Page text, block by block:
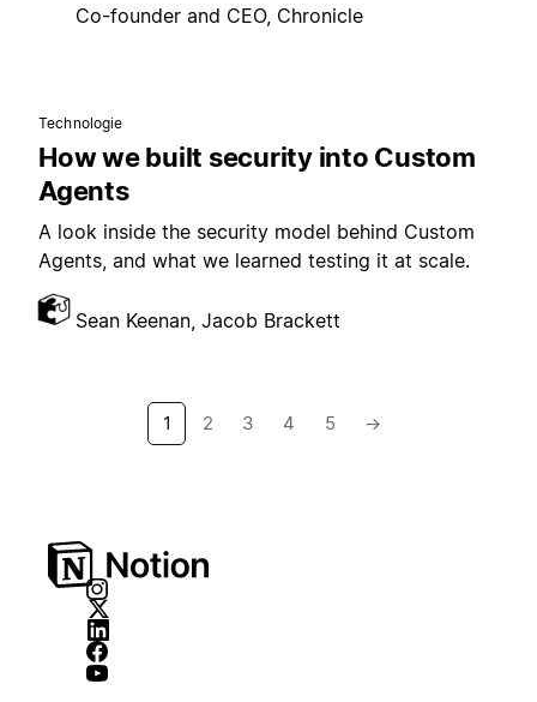
Co-founder and CEO, Chronicle
Technologie
How we built security into Custom
Agents
A look inside the security model behind Custom
Agents, and what we learned testing it at scale.
Sean Keenan, Jacob Brackett
1 2 3 4 5 →